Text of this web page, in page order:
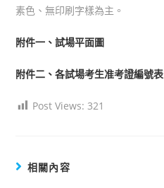
素色、無印刷字樣為主。
附件一、試場平面圖
附件二、各試場考生准考證編號表
Post Views: 321
相關內容